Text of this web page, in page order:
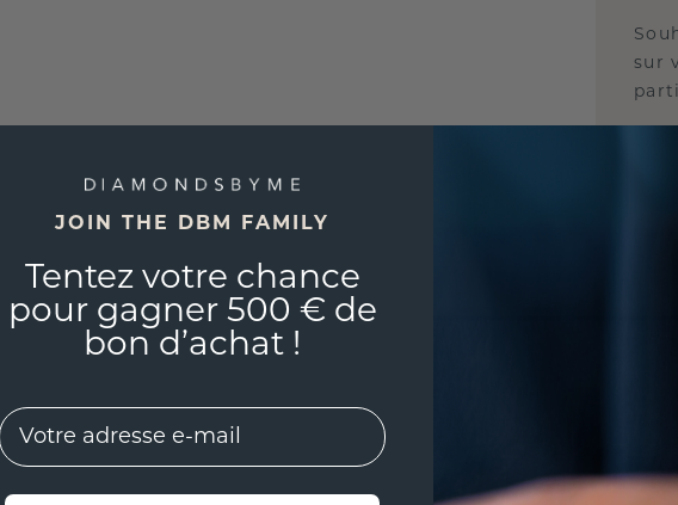
sur
JOIN THE DBM FAMILY
Tentez votre chance
pour gagner 500 € de
bon d’achat !
EMail